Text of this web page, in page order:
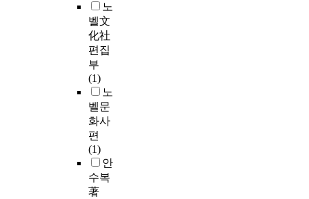
노
벨文
化社
편집
부
(1)
노
벨문
화사
편
(1)
안
수복
著